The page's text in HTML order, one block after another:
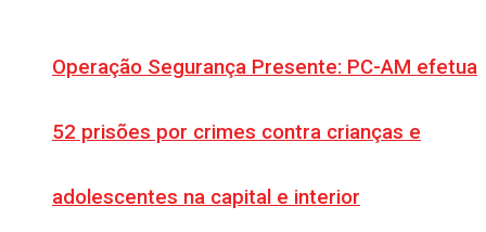
Operação Segurança Presente: PC-AM efetua
52 prisões por crimes contra crianças e
adolescentes na capital e interior